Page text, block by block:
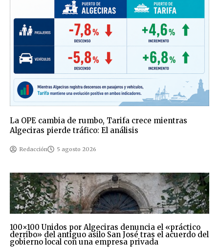
La OPE cambia de rumbo, Tarifa crece mientras
Algeciras pierde tráfico: El análisis
Redacción 5 agosto 2026
100×100 Unidos por Algeciras denuncia el «práctico
derribo» del antiguo asilo San José tras el acuerdo del
gobierno local con una empresa privada